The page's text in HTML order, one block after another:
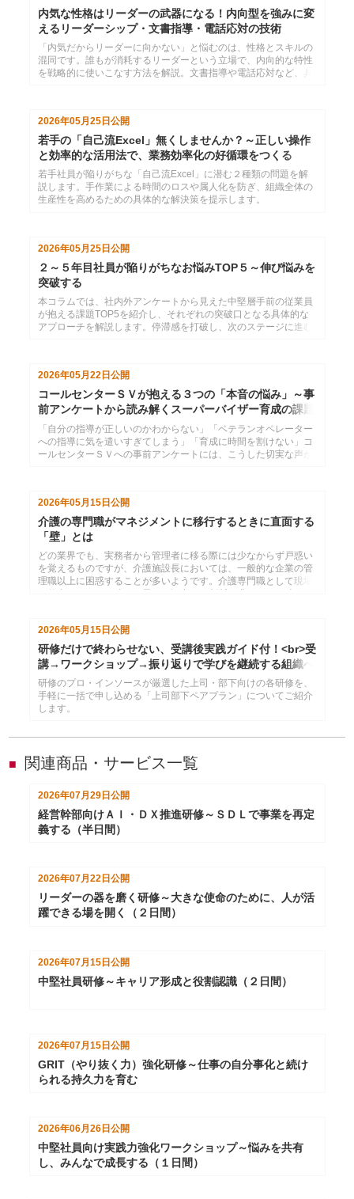
内気な性格はリーダーの武器になる！内向型を強みに変
えるリーダーシップ・文書指導・電話応対の技術
「内気だからリーダーに向かない」と悩むのは、性格とスキルの
混同です。誰もが消耗するリーダーという立場で、内向的な特性
を戦略的に使いこなす方法を解説。文書指導や電話応対など、具
2026年05月25日 公開
若手の「自己流Excel」無くしませんか？～正しい操作
と効率的な活用法で、業務効率化の好循環をつくる
若手社員が陥りがちな「自己流Excel」に潜む２種類の問題を解
説します。手作業による時間のロスや属人化を防ぎ、組織全体の
生産性を高めるための具体的な解決策を提示します。
2026年05月25日公開
２～５年目社員が陥りがちなお悩みTOP５～伸び悩みを
突破する
本コラムでは、社内外アンケートから見えた中堅層手前の従業員
が抱える課題TOP5を紹介し、それぞれの突破口となる具体的な
アプローチを解説します。停滞感を打破し、次のステージに進む
2026年05月22日 公開
コールセンターＳＶが抱える３つの「本音の悩み」～事
前アンケートから読み解くスーパーバイザー育成の課題
と解決策
「自分の指導が正しいのかわからない」「ベテランオペレーター
への指導に気を遣いすぎてしまう」「育成に時間を割けない」コ
ールセンターＳＶへの事前アンケートには、こうした切実な声が
で、ＳＶを育てる研修・マネジメント設計に役立つ具体的な視点
を提供します。
2026年05月15日 公開
介護の専門職がマネジメントに移行するときに直面する
「壁」とは
どの業界でも、実務者から管理者に移る際には少なからず戸惑い
を覚えるものですが、介護施設長においては、一般的な企業の管
理職以上に困惑することが多いようです。介護専門職として現場
安定させるために押さえたい視点を解説します。
2026年05月15日公開
研修だけで終わらせない、受講後実践ガイド付！<br>受
講→ワークショップ→振り返りで学びを継続する組織へ
研修のプロ・インソースが厳選した上司・部下向けの各研修を、
手軽に一括で申し込める「上司部下ペアプラン」についてご紹介
します。
■ 関連商品・サービス一覧
2026年07月29日 公開
経営幹部向けＡＩ・ＤＸ推進研修～ＳＤＬで事業を再定
義する（半日間）
2026年07月22日 公開
リーダーの器を磨く研修～大きな使命のために、人が活
躍できる場を開く（２日間）
2026年07月15日公開
中堅社員研修～キャリア形成と役割認識（２日間）
2026年07月15日公開
GRIT（やり抜く力）強化研修～仕事の自分事化と続け
られる持久力を育む
2026年06月26日公開
中堅社員向け実践力強化ワークショップ～悩みを共有
し、みんなで成長する（１日間）